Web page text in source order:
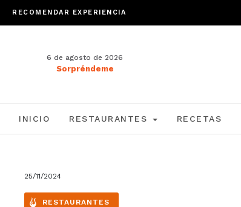
RECOMENDAR EXPERIENCIA
6 de agosto de 2026
Sorpréndeme
INICIO RESTAURANTES RECETAS
25/11/2024
RESTAURANTES